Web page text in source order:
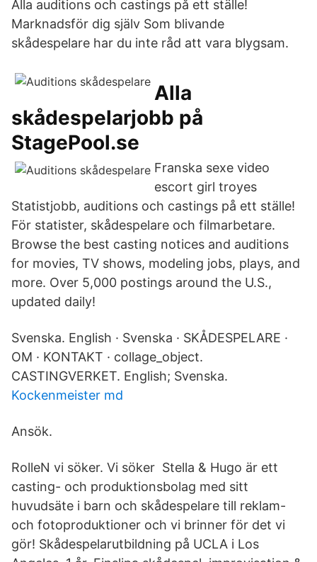
Alla auditions och castings på ett ställe!
Marknadsför dig själv Som blivande
skådespelare har du inte råd att vara blygsam.
Alla
skådespelarjobb på
StagePool.se
Franska sexe video
escort girl troyes
Statistjobb, auditions och castings på ett ställe!
För statister, skådespelare och filmarbetare.
Browse the best casting notices and auditions
for movies, TV shows, modeling jobs, plays, and
more. Over 5,000 postings around the U.S.,
updated daily!
Svenska. English · Svenska · SKÅDESPELARE ·
OM · KONTAKT · collage_object.
CASTINGVERKET. English; Svenska.
Kockenmeister md
Ansök.
RolleN vi söker. Vi söker Stella & Hugo är ett
casting- och produktionsbolag med sitt
huvudsäte i barn och skådespelare till reklam-
och fotoproduktioner och vi brinner för det vi
gör! Skådespelarutbildning på UCLA i Los